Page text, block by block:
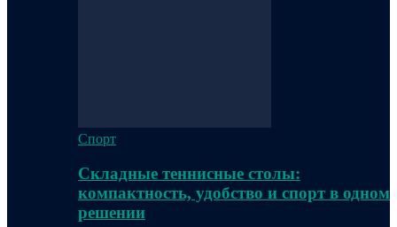
Спорт
Складные теннисные столы:
компактность, удобство и спорт в одном
решении